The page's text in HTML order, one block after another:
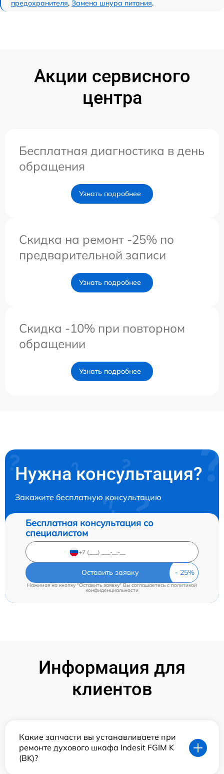
предохранителя, Замена шнура питания.
Акции сервисного
центра
Бесплатная диагностика в день
обращения
Узнать подробнее
Скидка на ремонт -25% по
предварительной записи
Узнать подробнее
Скидка -10% при повторном
обращении
Узнать подробнее
Нужна консультация?
Закажите бесплатную консультацию
Бесплатная консультация со
специалистом
Оставить заявку
Нажимая на кнопку "Оставить заявку" Вы соглашаетесь c политикой
конфиденциальности
Информация для
клиентов
Какие запчасти вы устанавливаете при
ремонте духового шкафа Indesit FGIM K
(BK)?